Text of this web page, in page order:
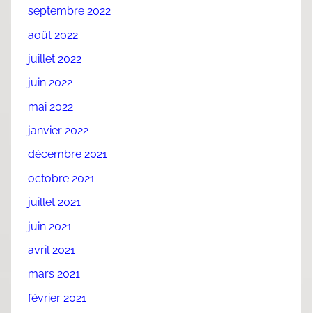
septembre 2022
août 2022
juillet 2022
juin 2022
mai 2022
janvier 2022
décembre 2021
octobre 2021
juillet 2021
juin 2021
avril 2021
mars 2021
février 2021